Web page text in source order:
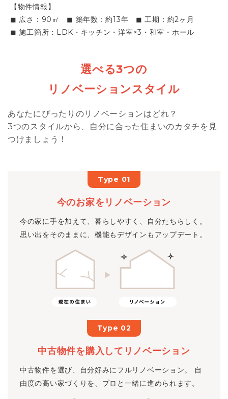
【物件情報】
◼︎ 広さ：90㎡ ◼︎ 築年数：約13年 ◼︎ 工期：約2ヶ月
◼︎ 施工箇所：LDK・キッチン・洋室×3・和室・ホール
選べる3つの
リノベーションスタイル
あなたにぴったりのリノベーションはどれ？
3つのスタイルから、自分に合った住まいのカタチを見
つけましょう！
Type 01
今のお家をリノベーション
今の家に手を加えて、暮らしやすく、自分たちらしく。
思い出をそのままに、機能もデザインもアップデート。
Type 02
中古物件を購入してリノベーション
中古物件を選び、自分好みにフルリノベーション。 自
由度の高い家づくりを、プロと一緒に進められます。